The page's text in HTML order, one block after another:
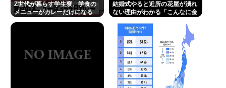
Z世代が暮らす学生寮、学食の
メニューがカレーだけになる
結婚式やると近所の花屋が潰れ
ない理由がわかる「こんなに金